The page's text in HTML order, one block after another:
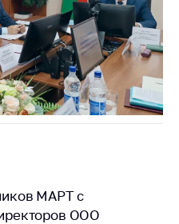
МАРТ с
ООО